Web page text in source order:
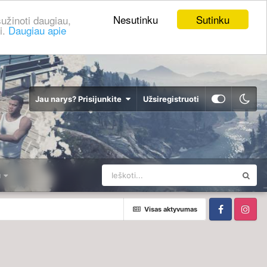
Sutinku
Nesutinku
daugiau,
Daugiau apie
Jau narys? Prisijunkite Užsiregistruoti
Visas aktyvumas